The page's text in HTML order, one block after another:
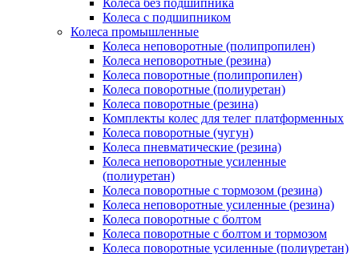
Колеса без подшипника
Колеса с подшипником
Колеса промышленные
Колеса неповоротные (полипропилен)
Колеса неповоротные (резина)
Колеса поворотные (полипропилен)
Колеса поворотные (полиуретан)
Колеса поворотные (резина)
Комплекты колес для телег платформенных
Колеса поворотные (чугун)
Колеса пневматические (резина)
Колеса неповоротные усиленные
(полиуретан)
Колеса поворотные c тормозом (резина)
Колеса неповоротные усиленные (резина)
Колеса поворотные с болтом
Колеса поворотные с болтом и тормозом
Колеса поворотные усиленные (полиуретан)